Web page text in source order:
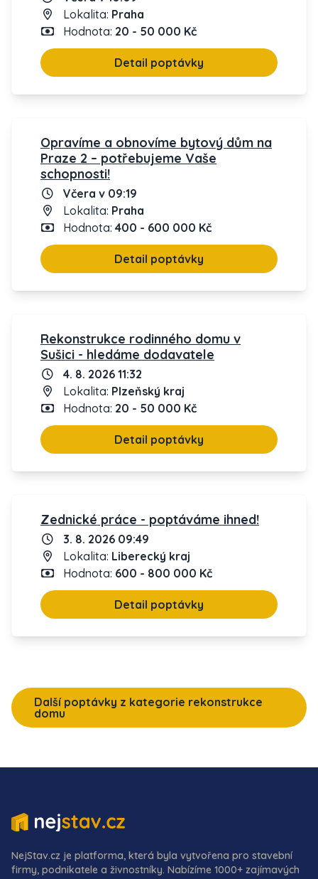
Lokalita: Praha
Hodnota: 20 - 50 000 Kč
Detail poptávky
Opravíme a obnovíme bytový dům na
Praze 2 – potřebujeme Vaše
schopnosti!
Včera v 09:19
Lokalita: Praha
Hodnota: 400 - 600 000 Kč
Detail poptávky
Rekonstrukce rodinného domu v
Sušici - hledáme dodavatele
4. 8. 2026 11:32
Lokalita: Plzeňský kraj
Hodnota: 20 - 50 000 Kč
Detail poptávky
Zednické práce - poptáváme ihned!
3. 8. 2026 09:49
Lokalita: Liberecký kraj
Hodnota: 600 - 800 000 Kč
Detail poptávky
Další poptávky z kategorie rekonstrukce
domu
NejStav.cz je platforma, která byla vytvořena pro stavební
firmy, podnikatele a živnostníky. Nabízíme 1000+ zajímavých